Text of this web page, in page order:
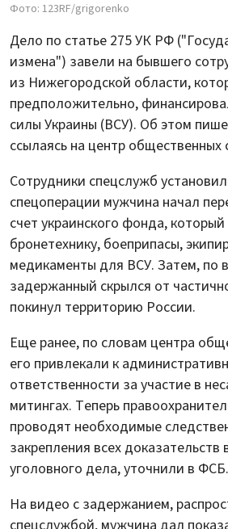
Фото: 123RF/grigorenko
Дело по статье 275 УК РФ
измена") завели на бывшего
из Нижегородской области,
предположительно,
силы Украины (ВСУ). Об этом
ссылаясь на центр
Сотрудники спецслужб
спецоперации мужчина начал
счет украинского фонда,
бронетехнику, боеприпасы,
медикаменты для ВСУ. Затем, по
задержанный скрылся от
покинул территорию России.
Еще ранее, по словам центра
его привлекали к
ответственности за участие в
митингах. Теперь
проводят необходимые
закрепления всех доказательств
уголовного дела, уточнили в ФСБ.
На видео с задержанием,